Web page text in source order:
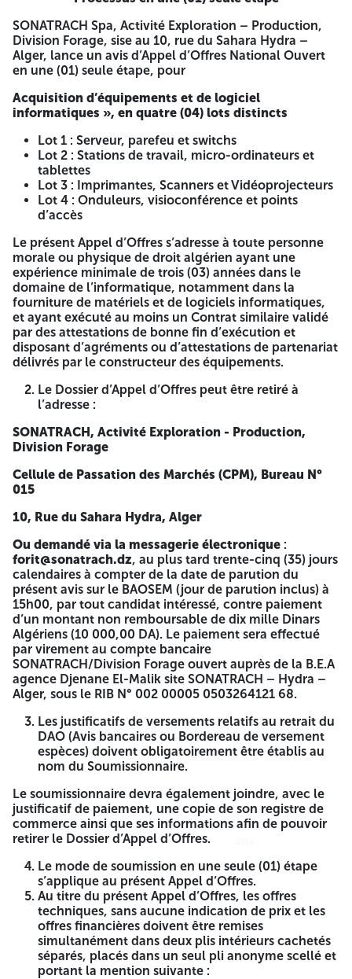
pouvoir retirer le Dossier d’Appel d’Offres. Le mode de
soumission en une seule (01) étape s’applique au présent
Appel d’Offres. Au titre du présent Appel d’Offres, les offres
techniques, sans aucune indication de prix et les offres
plis intérieurs cachetés séparés, placés dans un seul pli
anonyme scellé et portant la mention suivante :
Division Forage Cellule de Passation des Marchés (CPM),
Bureau n° 015, 10, Rue du Sahara - Hydra, Wilaya d'ALGER
Appel d’Offres National Ouvert en une seule étape
« Acquisition d’équipements et de logiciel informatiques »,
en quatre (04) lots distincts « OFFRE TECHNIQUE ET OFFRE
FINANCIERE - Ne pas ouvrir » Les offres doivent être
déposées à l’adresse sus indiquée, au plus tard quarante-
cinq (45) jours calendaires à compter de la date de
parution du présent avis sur le BAOSEM (jour de parution
inclus) à 15h00. Si le dernier jour, de la date limite de
remise des offres, coïncide avec un jour férié ou jour de
repos légal, la date sera reportée au jour ouvrable suivant.
Au-delà de cette date toute soumission réceptionnée sera
considérée comme rejetée. Les offres techniques sont
assorties d’une garantie de soumission obligatoire : Lot
Montant de la garantie de soumission Lot 1 200 000,00 DA
Lot 2 2 500 000,00 DA Lot 3 250 000,00 DA Lot 4
250 000,00 DA Dans le cas où une société soumissionne
présenter une garantie de soumission pour chaque lot.
Toutefois, elle devra joindre dans son offre technique une
garantie de soumission dont le montant correspond à la
garantie de soumission la plus élevée des lots auxquels elle
soumissionne. La durée de validité de la garantie de
calendaires, assortie d’une durée supplémentaire de trente
calendaires à compter de la date d’ouverture des plis
contenant les offres techniques. Les plis des offres
techniques seront ouverts en présence du ou des
représentants des Soumissionnaires qui souhaitent assister
(une personne ne peut représenter qu’un seul
Soumissionnaire), à la séance d’ouverture qui aura lieu à
l’adresse, la date et l'heure qui seront communiquées par
lettre d’invitation adressée aux Soumissionnaires ayant
retiré le Dossier d’Appel d’Offres. La garantie de soumission
peut être remise, par les Soumissionnaires intéressés, le
jour de la réunion de la Commission d’Ouverture des Plis
(COP) technique. Les plis contenant les offres financières
seront ouverts en présence des représentants des
Soumissionnaires dument mandatés (une personne ne
peut représenter qu’un seul Soumissionnaire) qui le
souhaitent à la séance d’ouverture des offres financières
qui aura lieu à la date, à l’heure et à l’adresse mentionnées
dans l’invitation qui sera adressée aux seuls
Soumissionnaires dont les offres techniques sont déclarées
conformes aux exigences du Dossier d’Appel d’Offres. Les
Soumissionnaires resteront engagés par leur offre pour une
durée de cent cinquante (150) jours calendaires à partir de
la date d’ouverture des plis contenant les offres
techniques. A -=-=-=-
SONATRACH
Activité Exploration – Production
SONATRACH Spa, Activité Exploration – Production,
Division Forage, sise au 10, rue du Sahara Hydra –
Alger, lance un avis d’Appel d’Offres National Ouvert
en une (01) seule étape, pour
Acquisition d’équipements et de logiciel
informatiques », en quatre (04) lots distincts
Lot 1 : Serveur, parefeu et switchs
Lot 2 : Stations de travail, micro-ordinateurs et
tablettes
Lot 3 : Imprimantes, Scanners et Vidéoprojecteurs
Lot 4 : Onduleurs, visioconférence et points
d’accès
Le présent Appel d’Offres s’adresse à toute personne
morale ou physique de droit algérien ayant une
expérience minimale de trois (03) années dans le
domaine de l’informatique, notamment dans la
fourniture de matériels et de logiciels informatiques,
et ayant exécuté au moins un Contrat similaire validé
par des attestations de bonne fin d’exécution et
disposant d’agréments ou d’attestations de partenariat
délivrés par le constructeur des équipements.
Le Dossier d’Appel d’Offres peut être retiré à
l’adresse :
SONATRACH, Activité Exploration - Production,
Division Forage
Cellule de Passation des Marchés (CPM), Bureau N°
015
10, Rue du Sahara Hydra, Alger
Ou demandé via la messagerie électronique :
forit@sonatrach.dz, au plus tard trente-cinq (35) jours
calendaires à compter de la date de parution du
présent avis sur le BAOSEM (jour de parution inclus) à
15h00, par tout candidat intéressé, contre paiement
d’un montant non remboursable de dix mille Dinars
Algériens (10 000,00 DA). Le paiement sera effectué
par virement au compte bancaire
SONATRACH/Division Forage ouvert auprès de la B.E.A
agence Djenane El-Malik site SONATRACH – Hydra –
Alger, sous le RIB N° 002 00005 0503264121 68.
Les justificatifs de versements relatifs au retrait du
DAO (Avis bancaires ou Bordereau de versement
espèces) doivent obligatoirement être établis au
nom du Soumissionnaire.
Le soumissionnaire devra également joindre, avec le
justificatif de paiement, une copie de son registre de
commerce ainsi que ses informations afin de pouvoir
retirer le Dossier d’Appel d’Offres.
Le mode de soumission en une seule (01) étape
s’applique au présent Appel d’Offres.
Au titre du présent Appel d’Offres, les offres
techniques, sans aucune indication de prix et les
offres financières doivent être remises
simultanément dans deux plis intérieurs cachetés
séparés, placés dans un seul pli anonyme scellé et
portant la mention suivante :